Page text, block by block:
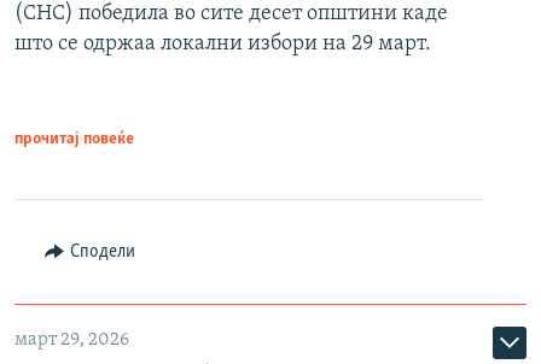
(СНС) победила во сите десет општини каде
што се одржаа локални избори на 29 март.
прочитај повеќе
Сподели
март 29, 2026